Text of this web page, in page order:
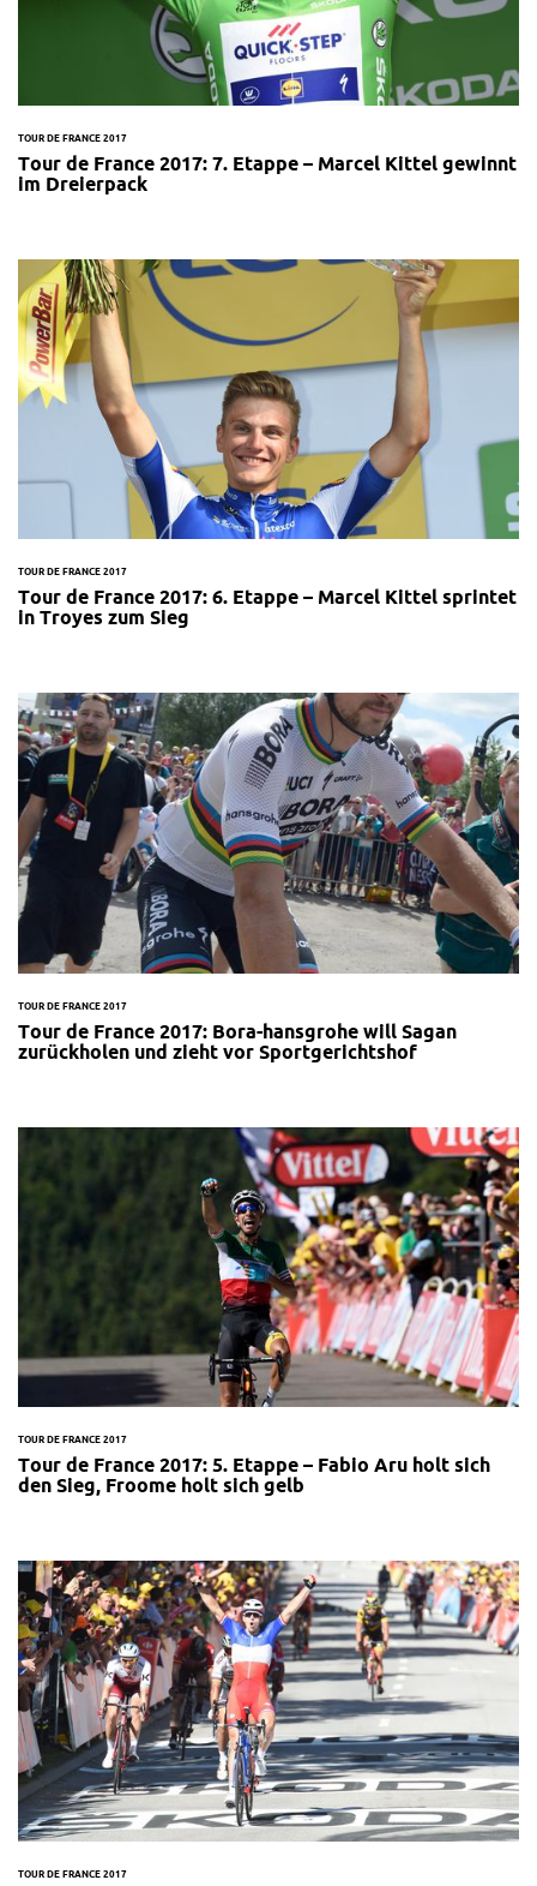
TOUR DE FRANCE 2017
Tour de France 2017: 7. Etappe – Marcel Kittel gewinnt
im Dreierpack
TOUR DE FRANCE 2017
Tour de France 2017: 6. Etappe – Marcel Kittel sprintet
in Troyes zum Sieg
TOUR DE FRANCE 2017
Tour de France 2017: Bora-hansgrohe will Sagan
zurückholen und zieht vor Sportgerichtshof
TOUR DE FRANCE 2017
Tour de France 2017: 5. Etappe – Fabio Aru holt sich
den Sieg, Froome holt sich gelb
TOUR DE FRANCE 2017